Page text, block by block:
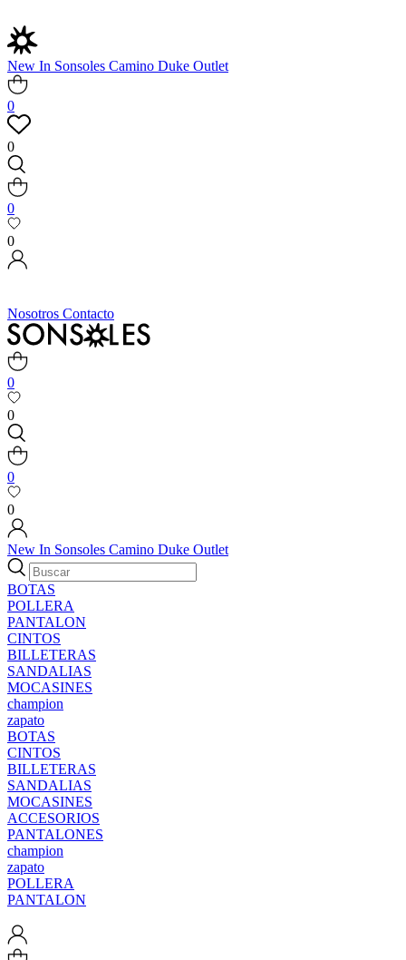
New In Sonsoles Camino Duke Outlet
0
0
0
0
Nosotros Contacto
0
0
0
0
New In Sonsoles Camino Duke Outlet
BOTAS
POLLERA
PANTALON
CINTOS
BILLETERAS
SANDALIAS
MOCASINES
champion
zapato
BOTAS
CINTOS
BILLETERAS
SANDALIAS
MOCASINES
ACCESORIOS
PANTALONES
champion
zapato
POLLERA
PANTALON